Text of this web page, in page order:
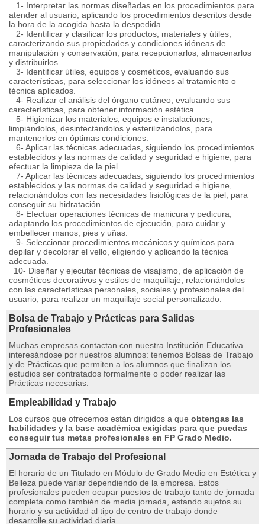
1- Interpretar las normas diseñadas en los procedimientos para
atender al usuario, aplicando los procedimientos descritos desde
la hora de la acogida hasta la despedida.
2- Identificar y clasificar los productos, materiales y útiles,
caracterizando sus propiedades y condiciones idóneas de
manipulación y conservación, para recepcionarlos, almacenarlos
y distribuirlos.
3- Identificar útiles, equipos y cosméticos, evaluando sus
características, para seleccionar los idóneos al tratamiento o
técnica aplicados.
4- Realizar el análisis del órgano cutáneo, evaluando sus
características, para obtener información estética.
5- Higienizar los materiales, equipos e instalaciones,
limpiándolos, desinfectándolos y esterilizándolos, para
mantenerlos en óptimas condiciones.
6- Aplicar las técnicas adecuadas, siguiendo los procedimientos
establecidos y las normas de calidad y seguridad e higiene, para
efectuar la limpieza de la piel.
7- Aplicar las técnicas adecuadas, siguiendo los procedimientos
establecidos y las normas de calidad y seguridad e higiene,
relacionándolos con las necesidades fisiológicas de la piel, para
conseguir su hidratación.
8- Efectuar operaciones técnicas de manicura y pedicura,
adaptando los procedimientos de ejecución, para cuidar y
embellecer manos, pies y uñas.
9- Seleccionar procedimientos mecánicos y químicos para
depilar y decolorar el vello, eligiendo y aplicando la técnica
adecuada.
10- Diseñar y ejecutar técnicas de visajismo, de aplicación de
cosméticos decorativos y estilos de maquillaje, relacionándolos
con las características personales, sociales y profesionales del
usuario, para realizar un maquillaje social personalizado.
Bolsa de Trabajo y Prácticas para Salidas
Profesionales
Muchas empresas contactan con nuestra Institución Educativa
interesándose por nuestros alumnos: tenemos Bolsas de Trabajo
y de Prácticas que permiten a los alumnos que finalizan los
estudios ser contratados formalmente o poder realizar las
Prácticas necesarias.
Empleabilidad y Trabajo
Los cursos que ofrecemos están dirigidos a que obtengas las
habilidades y la base académica exigidas para que puedas
conseguir tus metas profesionales en FP Grado Medio.
Jornada de Trabajo del Profesional
El horario de un Titulado en Módulo de Grado Medio en Estética y
Belleza puede variar dependiendo de la empresa. Estos
profesionales pueden ocupar puestos de trabajo tanto de jornada
completa como también de media jornada, estando sujetos su
horario y su actividad al tipo de centro de trabajo donde
desarrolle su actividad diaria.